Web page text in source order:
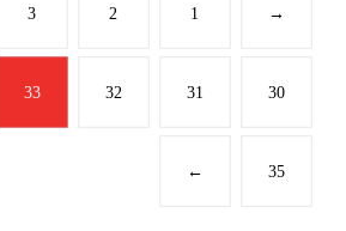
→
1
2
3
30
31
32
33
35
←